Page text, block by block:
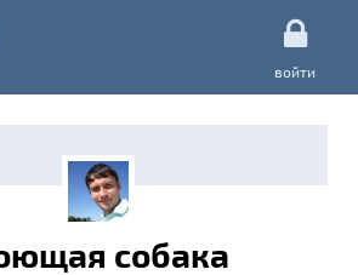
войти
собака